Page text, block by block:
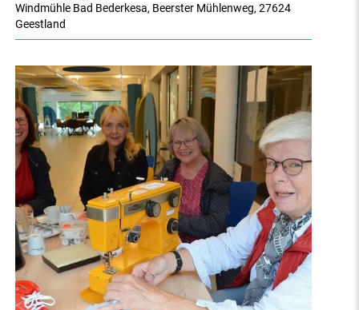
Windmühle Bad Bederkesa, Beerster Mühlenweg,27624
Geestland